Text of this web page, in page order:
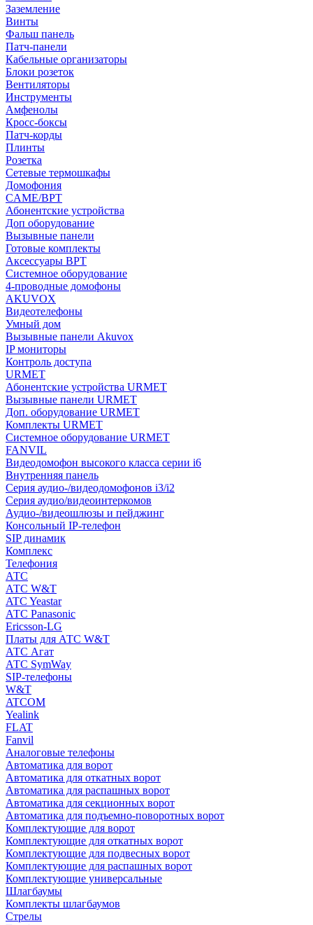
Заземление
Винты
Фальш панель
Патч-панели
Кабельные организаторы
Блоки розеток
Вентиляторы
Инструменты
Амфенолы
Кросс-боксы
Патч-корды
Плинты
Розетка
Сетевые термошкафы
Домофония
CAME/BPT
Абонентские устройства
Доп оборудование
Вызывные панели
Готовые комплекты
Аксессуары BPT
Системное оборудование
4-проводные домофоны
AKUVOX
Видеотелефоны
Умный дом
Вызывные панели Akuvox
IP мониторы
Контроль доступа
URMET
Абонентские устройства URMET
Вызывные панели URMET
Доп. оборудование URMET
Комплекты URMET
Системное оборудование URMET
FANVIL
Видеодомофон высокого класса серии i6
Внутренняя панель
Серия аудио-/видеодомофонов i3/i2
Серия аудио/видеоинтеркомов
Аудио-/видеошлюзы и пейджинг
Консольный IP-телефон
SIP динамик
Комплекс
Телефония
АТС
АТС W&T
ATC Yeastar
АТС Panasonic
Ericsson-LG
Платы для АТС W&T
АТС Агат
АТС SymWay
SIP-телефоны
W&T
ATCOM
Yealink
FLAT
Fanvil
Аналоговые телефоны
Автоматика для ворот
Автоматика для откатных ворот
Автоматика для распашных ворот
Автоматика для секционных ворот
Автоматика для подъемно-поворотных ворот
Комплектующие для ворот
Комплектующие для откатных ворот
Комплектующие для подвесных ворот
Комплектующие для распашных ворот
Комплектующие универсальные
Шлагбаумы
Комплекты шлагбаумов
Стрелы